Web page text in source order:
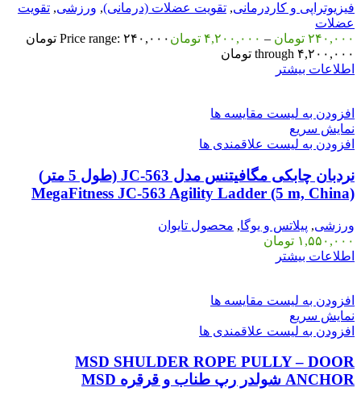
فیزیوتراپی و کاردرمانی, تقویت عضلات (درمانی), ورزشی, تقویت
عضلات
۲۴۰,۰۰۰ تومان – ۴,۲۰۰,۰۰۰ تومان
Price range: ۲۴۰,۰۰۰ تومان
through ۴,۲۰۰,۰۰۰ تومان
اطلاعات بیشتر
افزودن به لیست مقایسه ها
نمایش سریع
افزودن به لیست علاقمندی ها
نردبان چابکی مگافیتنس مدل JC-563 (طول 5 متر)
MegaFitness JC-563 Agility Ladder (5 m, China)
ورزشی, پیلاتس و یوگا, محصول تایوان
۱,۵۵۰,۰۰۰ تومان
اطلاعات بیشتر
افزودن به لیست مقایسه ها
نمایش سریع
افزودن به لیست علاقمندی ها
MSD SHULDER ROPE PULLY – DOOR
ANCHOR شولدر رپ طناب و قرقره MSD